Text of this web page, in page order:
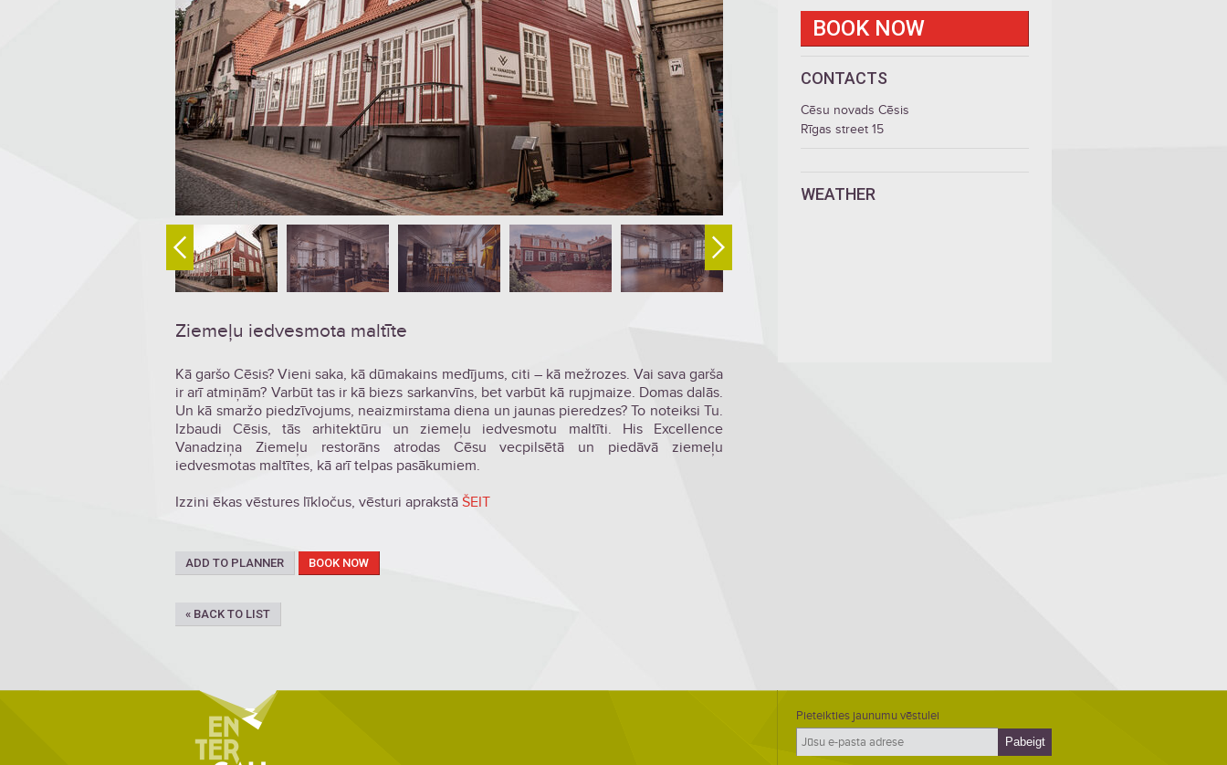
Ziemeļu iedvesmota maltīte
Kā garšo Cēsis? Vieni saka, kā dūmakains medījums, citi – kā mežrozes. Vai sava garša
ir arī atmiņām? Varbūt tas ir kā biezs sarkanvīns, bet varbūt kā rupjmaize. Domas dalās.
Un kā smaržo piedzīvojums, neaizmirstama diena un jaunas pieredzes? To noteiksi Tu.
Izbaudi Cēsis, tās arhitektūru un ziemeļu iedvesmotu maltīti. His Excellence
Vanadziņa Ziemeļu restorāns atrodas Cēsu vecpilsētā un piedāvā ziemeļu
iedvesmotas maltītes, kā arī telpas pasākumiem.
Izzini ēkas vēstures līkločus, vēsturi aprakstā ŠEIT
ADD TO PLANNER BOOK NOW
« BACK TO LIST
BOOK NOW
CONTACTS
Cēsu novads Cēsis
Rīgas street 15
WEATHER
Pieteikties jaunumu vēstulei